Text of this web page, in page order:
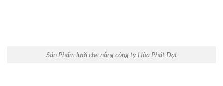
Sản Phẩm lưới che nắng công ty Hòa Phát Đạt